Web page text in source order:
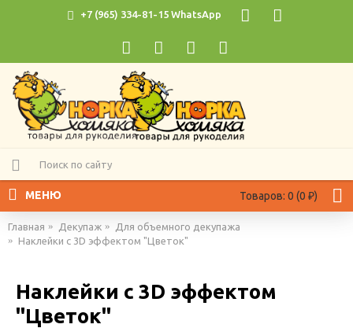
+7 (965) 334-81-15 WhatsApp
Товаров: 0 (0 ₽)
МЕНЮ
Главная Декупаж
Для объемного декупажа
Наклейки с 3D эффектом "Цветок"
Наклейки с 3D эффектом
"Цветок"